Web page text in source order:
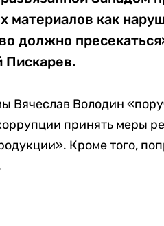
материалов как
должно
Пискарев.
Вячеслав Володин
принять меры
Кроме того,